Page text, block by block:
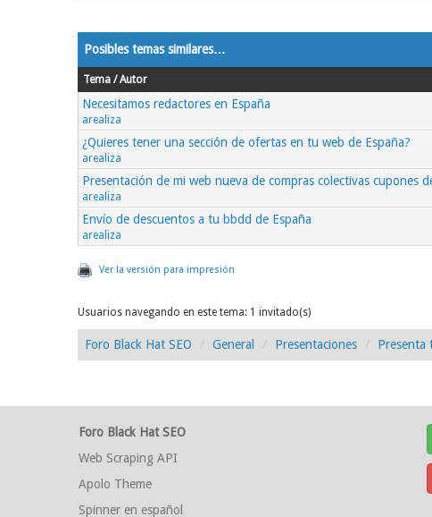
Posibles temas similares…
Tema / Autor
Necesitamos redactores en España
arealiza
¿Quieres tener una sección de ofertas en tu web de España?
arealiza
Presentación de mi web nueva de compras colectivas cupones
arealiza
Envío de descuentos a tu bbdd de España
arealiza
Ver la versión para impresión
Usuarios navegando en este tema: 1 invitado(s)
Foro Black Hat SEO General Presentaciones Presenta
Foro Black Hat SEO
Web Scraping API
Apolo Theme
Spinner en español